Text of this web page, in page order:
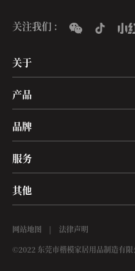
关注我们 :
关于
产品
品牌
服务
其他
©2022 东莞市楷模家居用品制造有限
网站地图 | 法律声明